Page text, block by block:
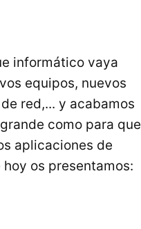
informático vaya
equipos, nuevos
red,... y acabamos
como para que
aplicaciones de
os presentamos: